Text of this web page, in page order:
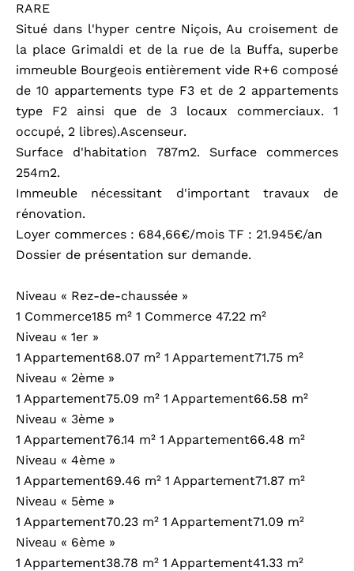
RARE
Situé dans l'hyper centre Niçois, Au croisement de
la place Grimaldi et de la rue de la Buffa, superbe
immeuble Bourgeois entièrement vide R+6 composé
de 10 appartements type F3 et de 2 appartements
type F2 ainsi que de 3 locaux commerciaux. 1
occupé, 2 libres).Ascenseur.
Surface d'habitation 787m2. Surface commerces
254m2.
Immeuble nécessitant d'important travaux de
rénovation.
Loyer commerces : 684,66€/mois TF : 21.945€/an
Dossier de présentation sur demande.
Niveau « Rez-de-chaussée »
1 Commerce185 m² 1 Commerce 47.22 m²
Niveau « 1er »
1 Appartement68.07 m² 1 Appartement71.75 m²
Niveau « 2ème »
1 Appartement75.09 m² 1 Appartement66.58 m²
Niveau « 3ème »
1 Appartement76.14 m² 1 Appartement66.48 m²
Niveau « 4ème »
1 Appartement69.46 m² 1 Appartement71.87 m²
Niveau « 5ème »
1 Appartement70.23 m² 1 Appartement71.09 m²
Niveau « 6ème »
1 Appartement38.78 m² 1 Appartement41.33 m²